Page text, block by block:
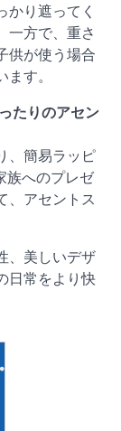
かり遮ってく
一方で、重さ
供が使う場合
す。
たりのアセン
、簡易ラッピ
族へのプレゼ
、アセントス
、美しいデザ
日常をより快